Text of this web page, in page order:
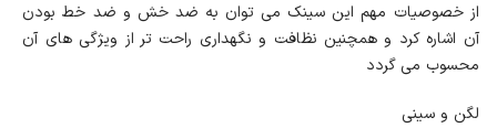
از خصوصیات مهم این سینک می توان به ضد خش و ضد خط بودن
آن اشاره کرد و همچنین نظافت و نگهداری راحت تر از ویژگی های آن
محسوب می گردد
لگن و سینی